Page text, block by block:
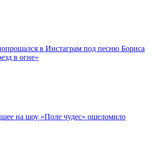
в Инстаграм под песню Бориса
в огне»
на шоу «Поле чудес» ошеломило